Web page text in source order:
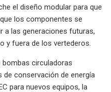
el diseño modular para que
los componentes se
a las generaciones futuras,
y fuera de los vertederos.
circuladoras
conservación de energía
para nuevos equipos, la